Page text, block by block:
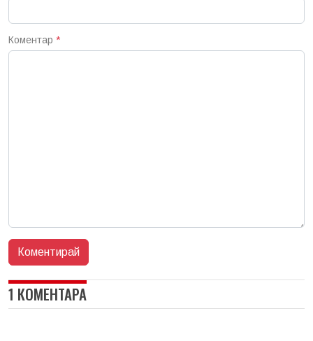
Коментар *
1 КОМЕНТАРА